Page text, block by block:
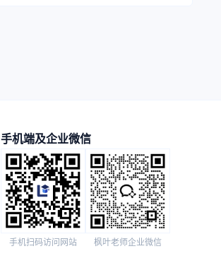
手机端及企业微信
手机扫码访问网站 枫叶老师企业微信